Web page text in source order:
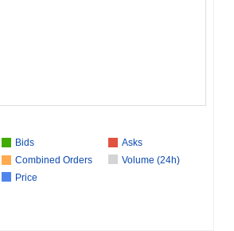
Bids
Asks
Combined Orders
Volume (24h)
Price